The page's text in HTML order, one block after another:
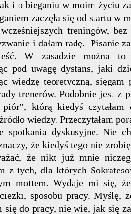
i o bieganiu w moim życiu
zaczęła się od startu w
treningów,
i dałam radę. Pisanie
W zasadzie można to
pod uwagę dystans, jaki
wiedzę teoretyczną,
trenerów. Podobnie jest z
piór”, którą kiedyś
wiedzy. Przeczytałam
spotkania dyskusyjne. Nie
że kiedyś tego nie
że nikt już mnie
z tych, dla których
mottem. Wydaje mi się,
sposobu pracy. Myślę,
się do pracy, nie wie, jak się